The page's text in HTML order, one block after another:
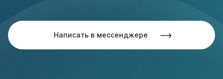
Написать в мессенджере